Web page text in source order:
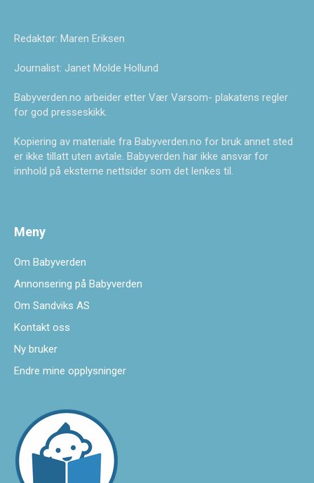
Redaktør: Maren Eriksen
Journalist: Janet Molde Hollund
Babyverden.no arbeider etter Vær Varsom- plakatens regler
for god presseskikk.
Kopiering av materiale fra Babyverden.no for bruk annet sted
er ikke tillatt uten avtale. Babyverden har ikke ansvar for
innhold på eksterne nettsider som det lenkes til.
Meny
Om Babyverden
Annonsering på Babyverden
Om Sandviks AS
Kontakt oss
Ny bruker
Endre mine opplysninger